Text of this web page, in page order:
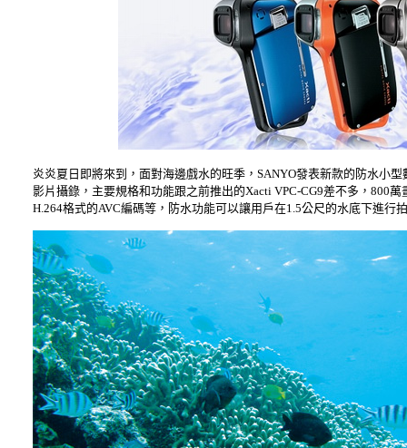
炎炎夏日即將來到，面對海邊戲水的旺季，SANYO發表新款的防水小
影片攝錄，主要規格和功能跟之前推出的Xacti VPC-CG9差不多，800
H.264格式的AVC編碼等，防水功能可以讓用戶在1.5公尺的水底下進行